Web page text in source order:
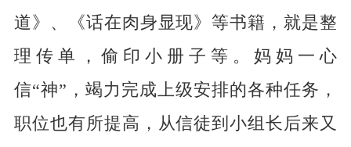
道》、《话在肉身显现》等书籍，就是整
理传单，偷印小册子等。妈妈一心
信“神”，竭力完成上级安排的各种任务，
职位也有所提高，从信徒到小组长后来又